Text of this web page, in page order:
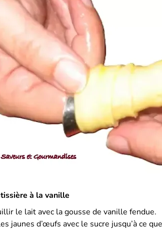
à la vanille
le lait avec la gousse de vanille fendue.
jaunes d’œufs avec le sucre jusqu’à ce